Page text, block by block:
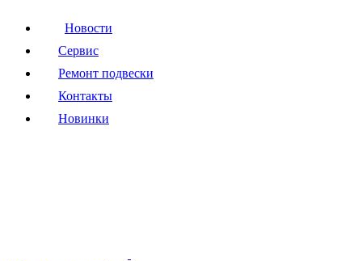
Новости
Сервис
Ремонт подвески
Контакты
Новинки